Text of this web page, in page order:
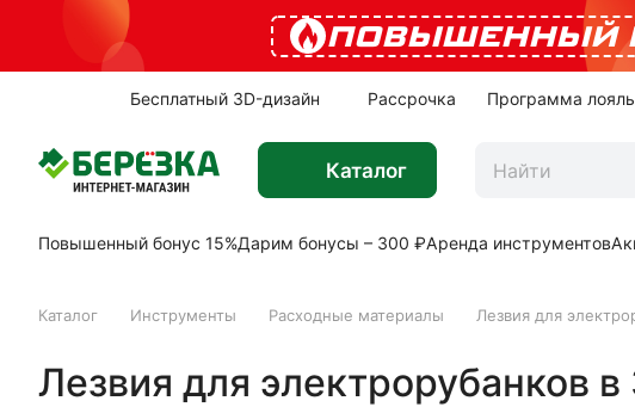
ПОВЫШЕННЫЙ
Бесплатный 3D-дизайн Рассрочка Программа
Каталог
Повышенный бонус 15%Дарим бонусы – 300 ₽Аренда инструментов
Каталог Инструменты Расходные материалы Лезвия для
Лезвия для электрорубанков